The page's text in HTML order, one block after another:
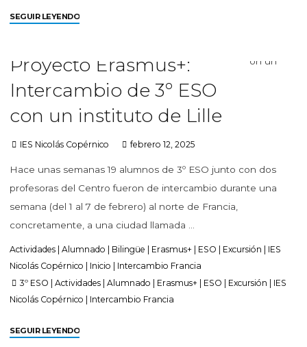
SEGUIR LEYENDO
Proyecto Erasmus+:
Intercambio de 3º ESO
con un instituto de Lille
IES Nicolás Copérnico febrero 12, 2025
Hace unas semanas 19 alumnos de 3º ESO junto con dos
profesoras del Centro fueron de intercambio durante una
semana (del 1 al 7 de febrero) al norte de Francia,
concretamente, a una ciudad llamada …
Actividades Alumnado Bilingüe Erasmus+ ESO Excursión
IES
Nicolás Copérnico
Inicio
Intercambio Francia
3º ESO |Actividades |Alumnado Erasmus+ ESO Excursión
IES
Nicolás Copérnico
Intercambio Francia
SEGUIR LEYENDO